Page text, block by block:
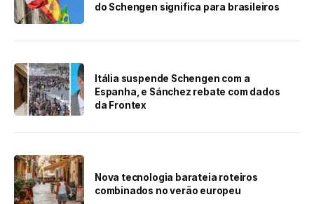
do Schengen significa para brasileiros
Itália suspende Schengen com a
Espanha, e Sánchez rebate com dados
da Frontex
Nova tecnologia barateia roteiros
combinados no verão europeu